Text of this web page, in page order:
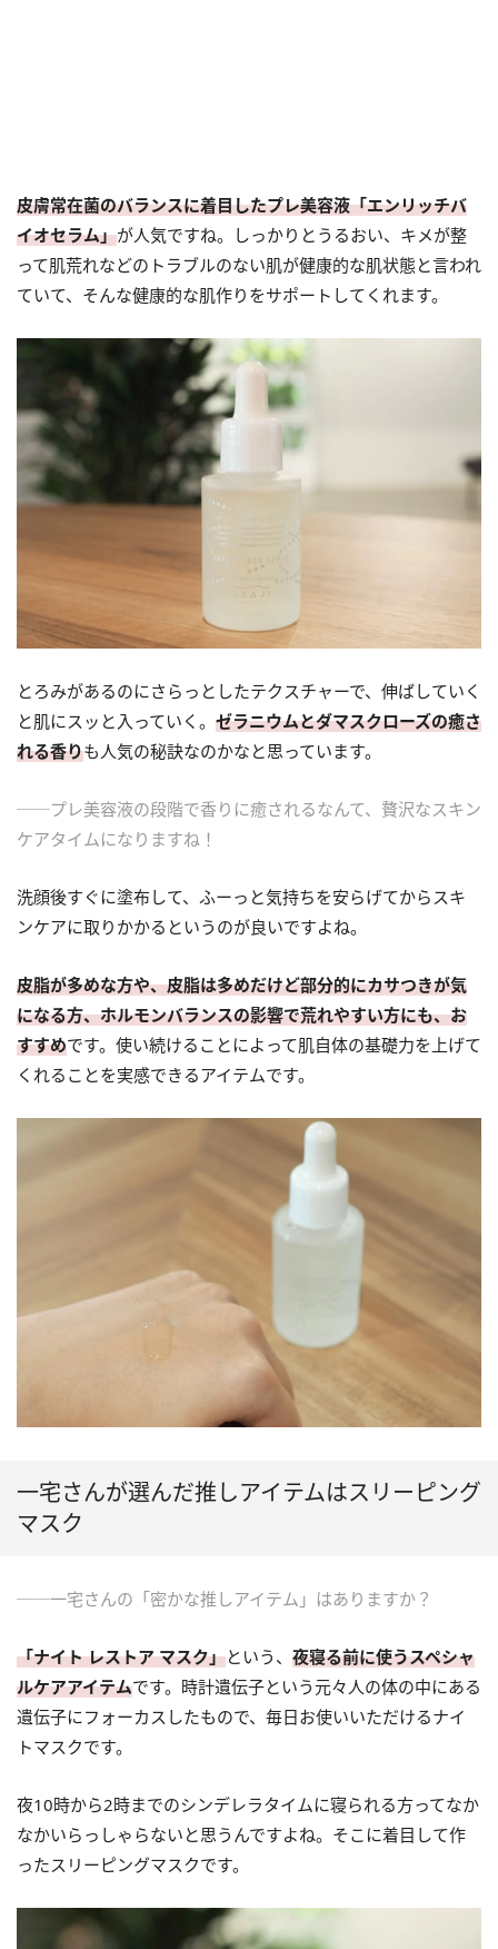
皮膚常在菌のバランスに着目したプレ美容液「エンリッチバ
イオセラム」が人気ですね。しっかりとうるおい、キメが整
って肌荒れなどのトラブルのない肌が健康的な肌状態と言われ
ていて、そんな健康的な肌作りをサポートしてくれます。
とろみがあるのにさらっとしたテクスチャーで、伸ばしていく
と肌にスッと入っていく。 ゼラニウムとダマスクローズの癒さ
れる香りも人気の秘訣なのかなと思っています。
──プレ美容液の段階で香りに癒されるなんて、贅沢なスキン
ケアタイムになりますね！
洗顔後すぐに塗布して、ふーっと気持ちを安らげてからスキ
ンケアに取りかかるというのが良いですよね。
皮脂が多めな方や、皮脂は多めだけど部分的にカサつきが気
になる方、ホルモンバランスの影響で荒れやすい方にも、お
すすめです。使い続けることによって肌自体の基礎力を上げて
くれることを実感できるアイテムです。
一宅さんが選んだ推しアイテムはスリーピング
マスク
──一宅さんの「密かな推しアイテム」はありますか？
「ナイト レストア マスク」という、 夜寝る前に使うスペシャ
ルケアアイテムです。時計遺伝子という元々人の体の中にある
遺伝子にフォーカスしたもので、毎日お使いいただけるナイ
トマスクです。
夜10時から2時までのシンデレラタイムに寝られる方ってなか
なかいらっしゃらないと思うんですよね。そこに着目して作
ったスリーピングマスクです。